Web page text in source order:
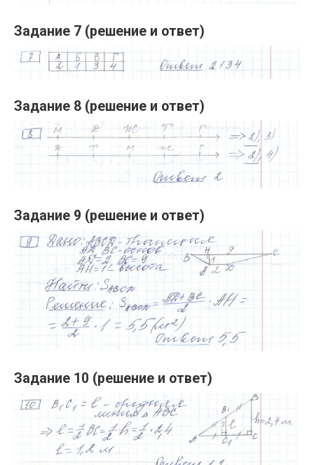
Задание 7 (решение и ответ)
Задание 8 (решение и ответ)
Задание 9 (решение и ответ)
Задание 10 (решение и ответ)